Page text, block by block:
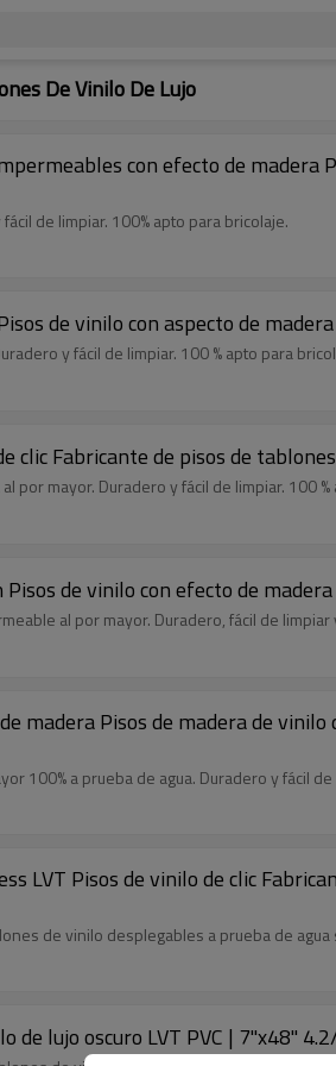
De Vinilo De Lujo
con efecto de
de limpiar. 100% apto para bricolaje.
de vinilo con aspecto de
y fácil de limpiar. 100 % apto para
clic Fabricante de pisos de
por mayor. Duradero y fácil de limpiar. 100
de vinilo con efecto de
al por mayor. Duradero, fácil de
madera Pisos de madera de
100% a prueba de agua. Duradero y fácil
LVT Pisos de vinilo de clic
de vinilo desplegables a prueba de
de lujo oscuro LVT PVC | 7''x48''